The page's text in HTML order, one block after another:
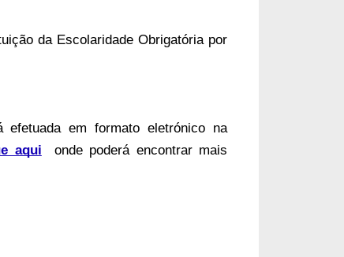
da Escolaridade Obrigatória por
efetuada em formato eletrónico na
aqui onde poderá encontrar mais